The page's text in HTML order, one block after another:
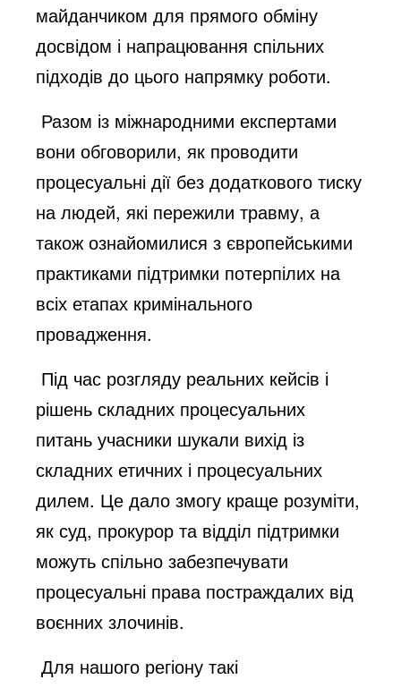
майданчиком для прямого обміну
досвідом і напрацювання спільних
підходів до цього напрямку роботи.
Разом із міжнародними експертами
вони обговорили, як проводити
процесуальні дії без додаткового тиску
на людей, які пережили травму, а
також ознайомилися з європейськими
практиками підтримки потерпілих на
всіх етапах кримінального
провадження.
Під час розгляду реальних кейсів і
рішень складних процесуальних
питань учасники шукали вихід із
складних етичних і процесуальних
дилем. Це дало змогу краще розуміти,
як суд, прокурор та відділ підтримки
можуть спільно забезпечувати
процесуальні права постраждалих від
воєнних злочинів.
Для нашого регіону такі